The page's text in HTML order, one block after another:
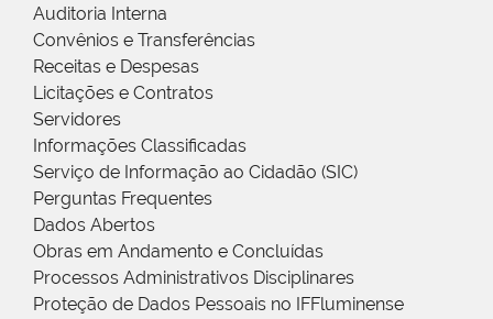
Auditoria Interna
Convênios e Transferências
Receitas e Despesas
Licitações e Contratos
Servidores
Informações Classificadas
Serviço de Informação ao Cidadão (SIC)
Perguntas Frequentes
Dados Abertos
Obras em Andamento e Concluídas
Processos Administrativos Disciplinares
Proteção de Dados Pessoais no IFFluminense